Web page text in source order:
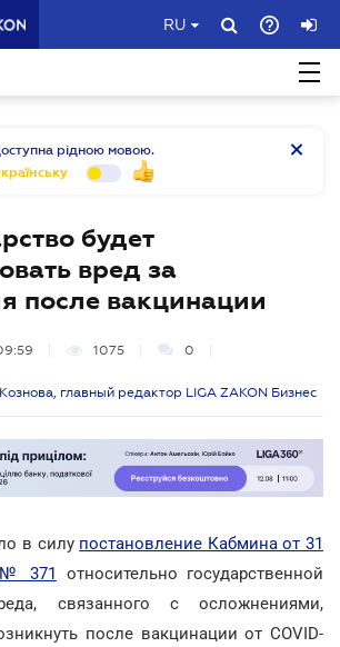
RU
рідною мовою.
будет
вред за
после вакцинации
1075 0
главный редактор LIGA ZAKON Бизнес
в силу постановление Кабмина от 31
№ 371
относительно государственной
связанного с осложнениями,
после вакцинации от COVID-